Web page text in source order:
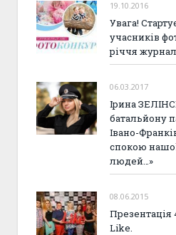
19.10.2016
Увага!
учасників
річчя
06.03.2017
Ірина
батальйону
Івано-
спокою
людей…»
08.06.2015
Like.